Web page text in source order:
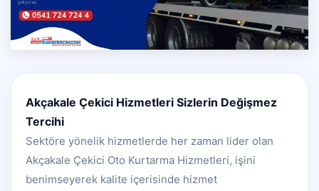
Akçakale Çekici Hizmetleri Sizlerin Değişmez
Tercihi
Sektöre yönelik hizmetlerde her zaman lider olan
Akçakale Çekici Oto Kurtarma Hizmetleri, işini
benimseyerek kalite içerisinde hizmet